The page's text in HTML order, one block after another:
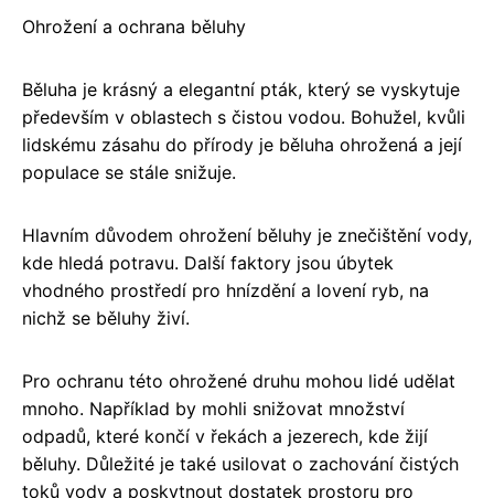
Ohrožení a ochrana běluhy
Běluha je krásný a elegantní pták, který se vyskytuje
především v oblastech s čistou vodou. Bohužel, kvůli
lidskému zásahu do přírody je běluha ohrožená a její
populace se stále snižuje.
Hlavním důvodem ohrožení běluhy je znečištění vody,
kde hledá potravu. Další faktory jsou úbytek
vhodného prostředí pro hnízdění a lovení ryb, na
nichž se běluhy živí.
Pro ochranu této ohrožené druhu mohou lidé udělat
mnoho. Například by mohli snižovat množství
odpadů, které končí v řekách a jezerech, kde žijí
běluhy. Důležité je také usilovat o zachování čistých
toků vody a poskytnout dostatek prostoru pro